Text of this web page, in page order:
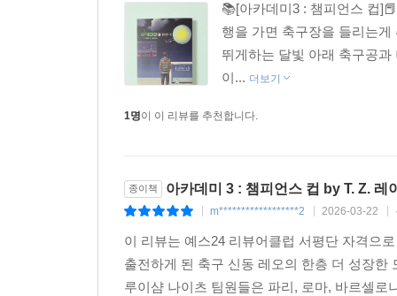
📚[아카데미3 : 챔피언스 컵
행을 가면 축구장을 들리는
뛰게하는 달빛 아래 축구공
이... 더보기
1명이 이 리뷰를 추천합니다.
종이책 아카데미 3 : 챔피언스 컵 by T. Z. 레
m******************2 2026-03-22
이 리뷰는 예스24 리뷰어클럽 서평단 자격으
출전하게 된 축구 신동 레오의 한층 더 성장
루이샴 나이츠 팀원들은 파리, 로마, 바르셀